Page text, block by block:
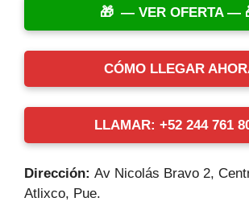
— VER OFERTA —
CÓMO LLEGAR
LLAMAR: +52 244 761
Dirección: Av Nicolás Bravo 2,
Atlixco, Pue.